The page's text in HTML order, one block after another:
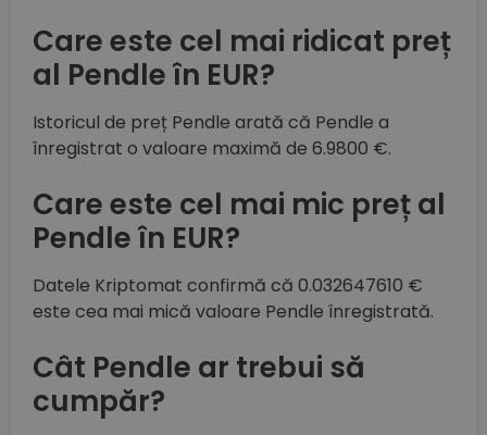
Care este cel mai ridicat preț
al Pendle în EUR?
Istoricul de preț Pendle arată că Pendle a
înregistrat o valoare maximă de 6.9800 €.
Care este cel mai mic preț al
Pendle în EUR?
Datele Kriptomat confirmă că 0.032647610 €
este cea mai mică valoare Pendle înregistrată.
Cât Pendle ar trebui să
cumpăr?